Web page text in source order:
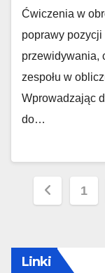
Ćwiczenia w
poprawy
przewidywania,
zespołu w
Wprowadzając
do…
Posts
1
Linki